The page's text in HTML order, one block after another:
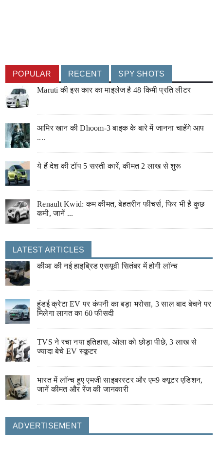
POPULAR RECENT
SPY SHOTS
Maruti की इस कार का माइलेज है 48 किमी प्रति लीटर
आमिर खान की Dhoom-3 बाइक के बारे में जानना चाहेंगे आप
....
ये हैं देश की टॉप 5 सस्ती कारें, कीमत 2 लाख से शुरू
Renault Kwid: कम कीमत, बेहतरीन फीचर्स, फिर भी है कुछ
कमी, जानें ...
LATEST ARTICLES
कीआ की नई हाइब्रिड एसयूवी सितंबर में होगी लॉन्च
हुंडई क्रेटा EV पर कंपनी का बड़ा भरोसा, 3 साल बाद बेचने पर
मिलेगा लागत का 60 फीसदी
TVS ने रचा नया इतिहास, ओला को छोड़ा पीछे, 3 लाख से
ज्यादा बेचे EV स्कूटर
भारत में लॉन्च हुए एमजी साइबरस्टर और एम9 क्यूटर एडिशन,
जानें कीमत और रेंज की जानकारी
ADVERTISEMENT